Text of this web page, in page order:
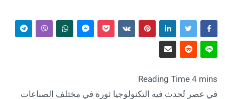
في عصرٍ تُحدث فيه التكنولوجيا ثورة في مختلف الصناعات